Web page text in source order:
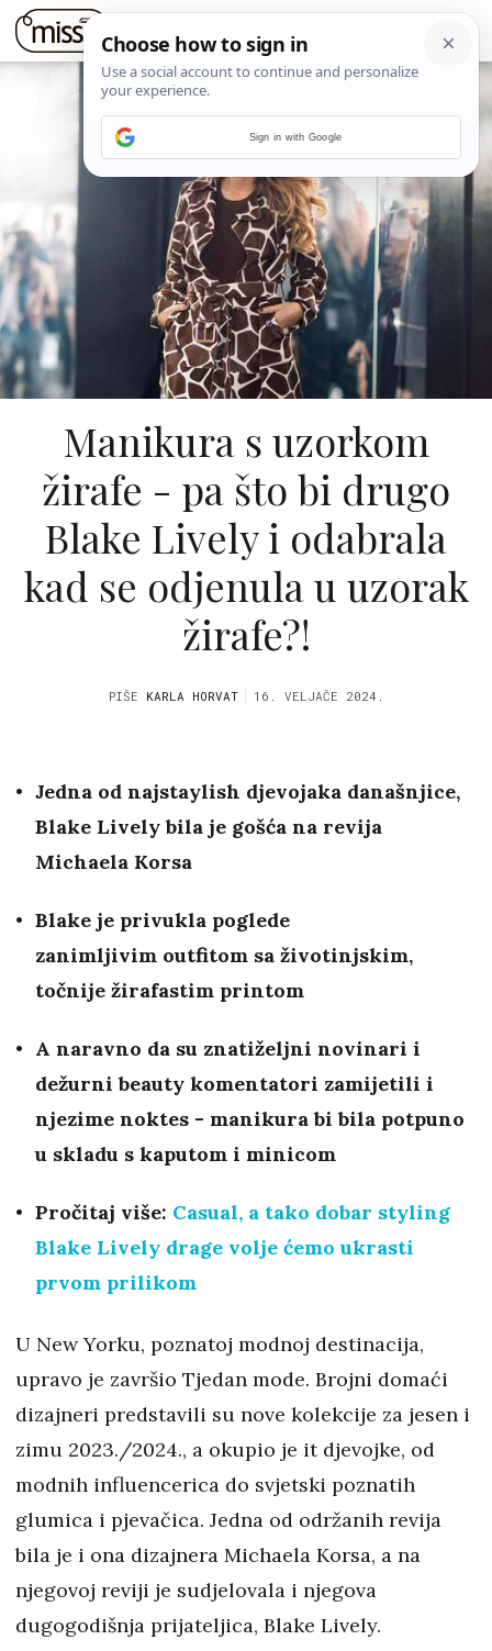
Manikura s uzorkom
žirafe - pa što bi drugo
Blake Lively i odabrala
kad se odjenula u uzorak
žirafe?!
PIŠE KARLA HORVAT 16. VELJAČE 2024.
Jedna od najstaylish djevojaka današnjice,
Blake Lively bila je gošća na revija
Michaela Korsa
Blake je privukla poglede
zanimljivim outfitom sa životinjskim,
točnije žirafastim printom
A naravno da su znatiželjni novinari i
dežurni beauty komentatori zamijetili i
njezime noktes - manikura bi bila potpuno
u skladu s kaputom i minicom
Pročitaj više: Casual, a tako dobar styling
Blake Lively drage volje ćemo ukrasti
prvom prilikom
U New Yorku, poznatoj modnoj destinacija,
upravo je završio Tjedan mode. Brojni domaći
dizajneri predstavili su nove kolekcije za jesen i
zimu 2023./2024., a okupio je it djevojke, od
modnih influencerica do svjetski poznatih
glumica i pjevačica. Jedna od održanih revija
bila je i ona dizajnera Michaela Korsa, a na
njegovoj reviji je sudjelovala i njegova
dugogodišnja prijateljica, Blake Lively.
Sign in with Google